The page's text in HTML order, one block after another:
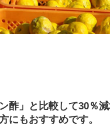
酢」と比較して30％
にもおすすめです。